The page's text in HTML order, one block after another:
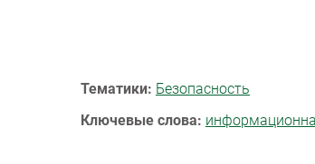
Тематики: Безопасность
Ключевые слова: